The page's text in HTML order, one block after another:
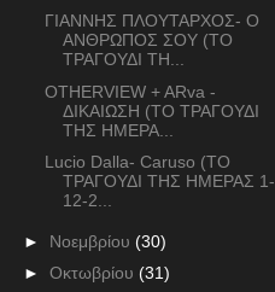
ΓΙΑΝΝΗΣ ΠΛΟΥΤΑΡΧΟΣ- Ο
ΑΝΘΡΩΠΟΣ ΣΟΥ (ΤΟ
ΤΡΑΓΟΥΔΙ ΤΗ...
OTHERVIEW + ARva -
ΔΙΚΑΙΩΣΗ (ΤΟ ΤΡΑΓΟΥΔΙ
ΤΗΣ ΗΜΕΡΑ...
Lucio Dalla- Caruso (ΤΟ
ΤΡΑΓΟΥΔΙ ΤΗΣ ΗΜΕΡΑΣ 1-
12-2...
► Νοεμβρίου (30)
► Οκτωβρίου (31)